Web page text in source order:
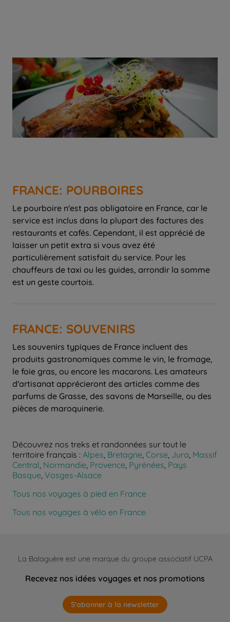
FRANCE: POURBOIRES
Le pourboire n'est pas obligatoire en France, car le
service est inclus dans la plupart des factures des
restaurants et cafés. Cependant, il est apprécié de
laisser un petit extra si vous avez été
particulièrement satisfait du service. Pour les
chauffeurs de taxi ou les guides, arrondir la somme
FRANCE: SOUVENIRS
Les souvenirs typiques de France incluent des
produits gastronomiques comme le vin, le fromage,
le foie gras, ou encore les macarons. Les amateurs
d'artisanat apprécieront des articles comme des
parfums de Grasse, des savons de Marseille, ou des
Découvrez nos treks et randonnées sur tout le
territoire français : Alpes, Bretagne, Corse, Jura, Massif
Central, Normandie, Provence, Pyrénées, Pays
Basque, Vosges-Alsace
Tous nos voyages à pied en France
Tous nos voyages à vélo en France
La Balaguère est une marque du groupe associatif UCPA
Recevez nos idées voyages et nos promotions
S'abonner à la newsletter